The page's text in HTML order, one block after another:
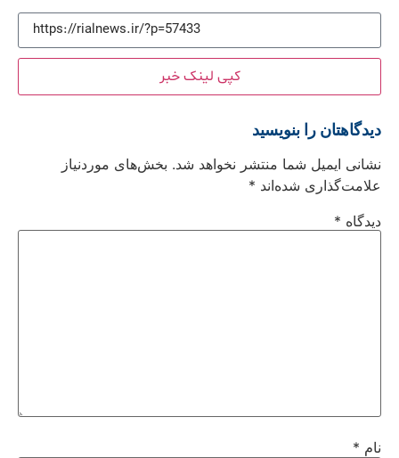
کپی لینک خبر
دیدگاهتان را بنویسید
نشانی ایمیل شما منتشر نخواهد شد. بخش‌های موردنیاز
علامت‌گذاری شده‌اند *
دیدگاه *
نام *